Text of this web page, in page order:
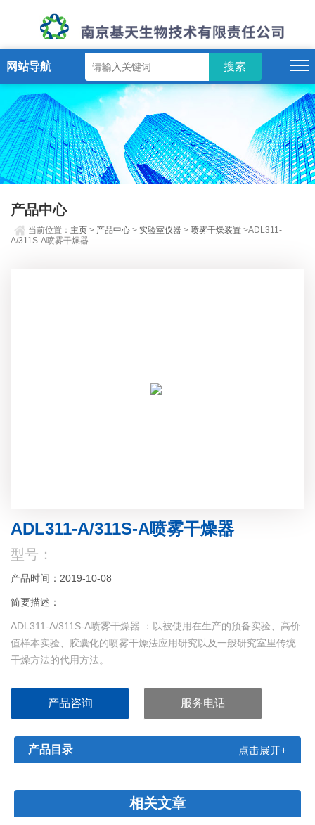
网站导航
产品中心
当前位置： 主页 > 产品中心 >实验室仪器 >喷雾干燥装置 >ADL311-
A/311S-A喷雾干燥器
ADL311-A/311S-A喷雾干燥器
型号：
产品时间：2019-10-08
简要描述：
ADL311-A/311S-A喷雾干燥器 ：以被使用在生产的预备实验、高价
值样本实验、胶囊化的喷雾干燥法应用研究以及一般研究室里传统
干燥方法的代用方法。
产品咨询 服务电话
产品目录 点击展开+
相关文章